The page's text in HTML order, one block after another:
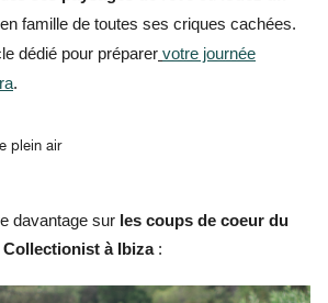
famille de toutes ses criques cachées.
dédié pour préparer votre journée
.
plein air
davantage sur les coups de coeur du
Collectionist à Ibiza :